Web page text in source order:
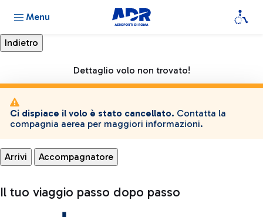
Menu
Dettaglio volo non trovato!
Ci dispiace il volo è stato cancellato. Contatta la
compagnia aerea per maggiori informazioni.
Arrivi Accompagnatore
Il tuo viaggio passo dopo passo